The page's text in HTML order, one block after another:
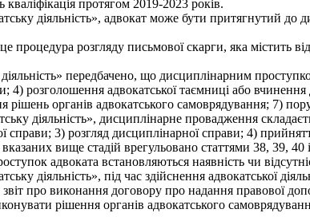
протягом 2019-2023 років.
діяльність», адвокат може бути притягнутий до
розгляду письмової скарги, яка містить
передбачено, що дисциплінарним
4) розголошення адвокатської таємниці або
органів адвокатського самоврядування; 7)
діяльність», дисциплінарне провадження
3) розгляд дисциплінарної справи; 4)
вище стадій врегульовано статтями 38, 39, 40
адвоката встановляються наявність чи
діяльність», під час здійснення адвокатської
про виконання договору про надання правової
рішення органів адвокатського